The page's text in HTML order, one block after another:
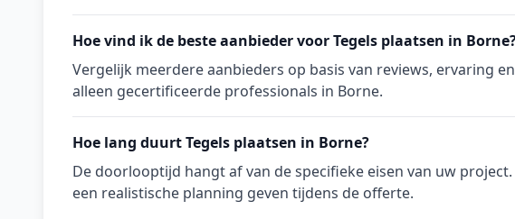
Hoe vind ik de beste aanbieder voor Tegels plaatsen in
Vergelijk meerdere aanbieders op basis van reviews, ervaring
alleen gecertificeerde professionals in Borne.
Hoe lang duurt Tegels plaatsen in Borne?
De doorlooptijd hangt af van de specifieke eisen van uw
een realistische planning geven tijdens de offerte.